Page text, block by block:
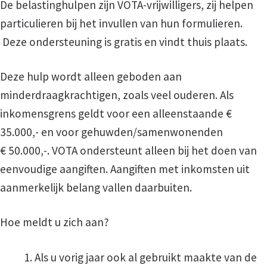
De belastinghulpen zijn VOTA-vrijwilligers, zij helpen
particulieren bij het invullen van hun formulieren.
Deze ondersteuning is gratis en vindt thuis plaats.
Deze hulp wordt alleen geboden aan
minderdraagkrachtigen, zoals veel ouderen. Als
inkomensgrens geldt voor een alleenstaande €
35.000,- en voor gehuwden/samenwonenden
€ 50.000,-. VOTA ondersteunt alleen bij het doen van
eenvoudige aangiften. Aangiften met inkomsten uit
aanmerkelijk belang vallen daarbuiten.
Hoe meldt u zich aan?
Als u vorig jaar ook al gebruikt maakte van de